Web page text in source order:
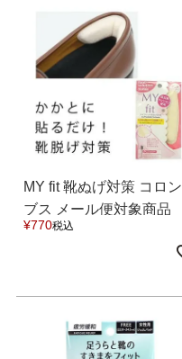
マイページ
お気に入り
アイテムカテゴリから選ぶ
パンプス
スニーカー・スリッポン
カジュアルシューズ
MY fit 靴ぬげ対策 コロン
ブス メール便対象商品
【試着チケット対象外】
¥770税込